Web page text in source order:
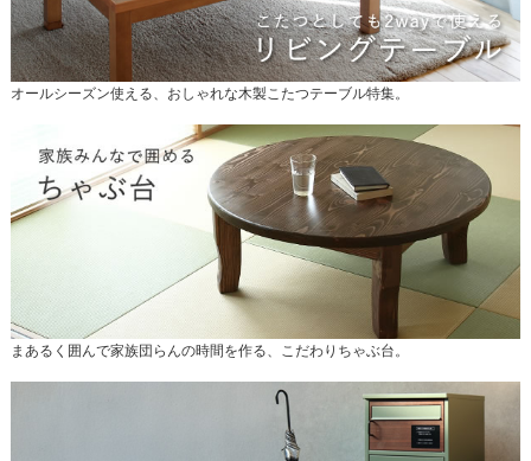
オールシーズン使える、おしゃれな木製こたつテーブル特集。
まあるく囲んで家族団らんの時間を作る、こだわりちゃぶ台。